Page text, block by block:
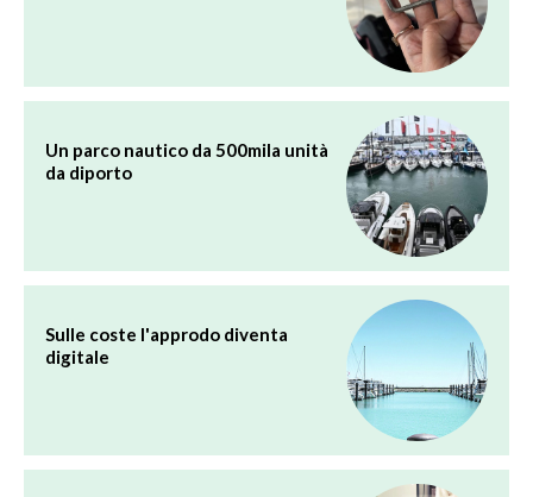
Un parco nautico da 500mila unità
da diporto
Sulle coste l'approdo diventa
digitale